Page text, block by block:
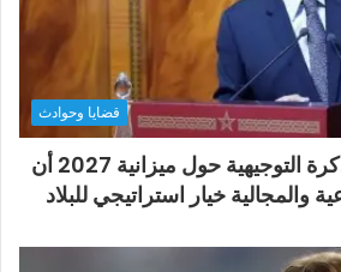
قضايا وحوادث
أخنوش يؤكد في المذكرة التوجيهية حول ميزانية 2027 أن
والمجالية خيار استراتيجي للبلاد